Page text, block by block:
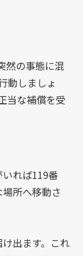
然の事態に混
動しましょ
当な補償を受
れば119番
所へ移動さ
出ます。これ